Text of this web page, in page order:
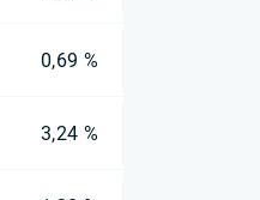
0,69 %
3,24 %